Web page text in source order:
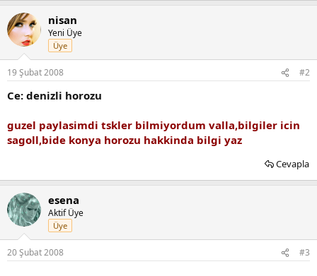
nisan
Yeni Üye
Üye
19 Şubat 2008 #2
Ce: denizli horozu
guzel paylasimdi tskler bilmiyordum valla,bilgiler icin
sagoll,bide konya horozu hakkinda bilgi yaz
Cevapla
esena
Aktif Üye
Üye
20 Şubat 2008 #3